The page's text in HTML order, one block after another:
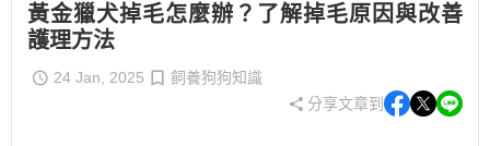
黃金獵犬掉毛怎麼辦？了解掉毛原因與改善
護理方法
24 Jan, 2025
飼養狗狗知識
分享文章到